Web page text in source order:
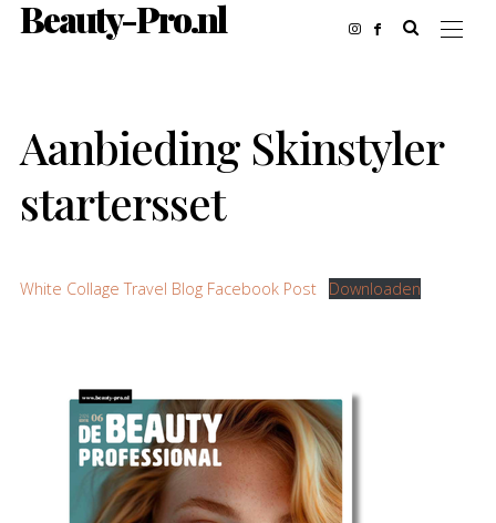
Beauty-Pro.nl
Aanbieding Skinstyler
startersset
White Collage Travel Blog Facebook Post Downloaden